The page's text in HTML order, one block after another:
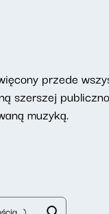
przede
szerszej
muzyką.